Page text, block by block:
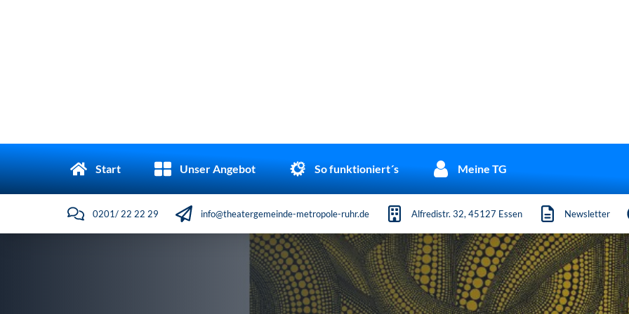
Start Unser Angebot So funktioniert´s Meine TG
0201/ 22 22 29 info@theatergemeinde-metropole-ruhr.de Alfredistr. 32, 45127 Essen Newsletter